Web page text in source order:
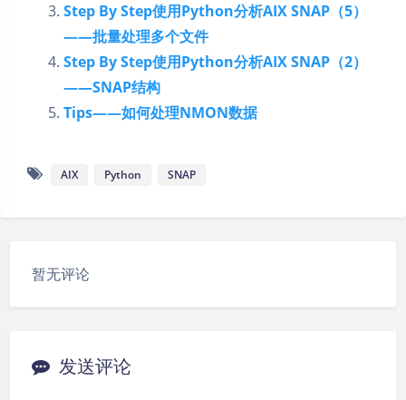
Step By Step使用Python分析AIX SNAP（5）
——批量处理多个文件
Step By Step使用Python分析AIX SNAP（2）
——SNAP结构
Tips——如何处理NMON数据
AIX Python SNAP
暂无评论
发送评论